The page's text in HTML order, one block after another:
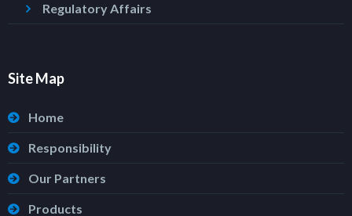
Regulatory Affairs
Site Map
Home
Responsibility
Our Partners
Products